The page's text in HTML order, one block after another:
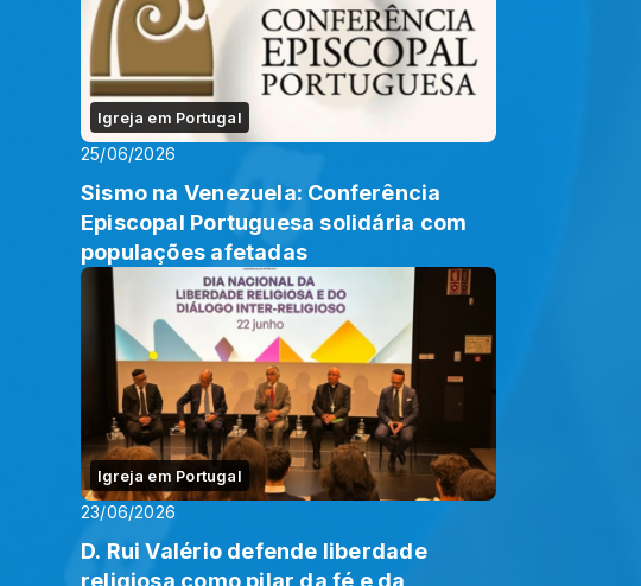
Igreja em Portugal
25/06/2026
Sismo na Venezuela: Conferência
Episcopal Portuguesa solidária com
populações afetadas
Igreja em Portugal
23/06/2026
D. Rui Valério defende liberdade
religiosa como pilar da fé e da